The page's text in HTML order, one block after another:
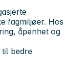
fagmiljøer. Hos
åpenhet og
bedre